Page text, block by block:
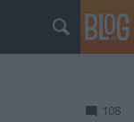
108